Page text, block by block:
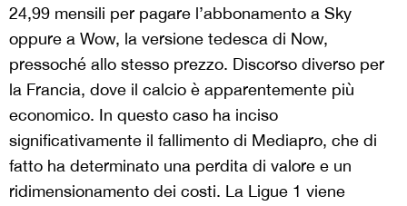
24,99 mensili per pagare l’abbonamento a Sky
oppure a Wow, la versione tedesca di Now,
pressoché allo stesso prezzo. Discorso diverso per
la Francia, dove il calcio è apparentemente più
economico. In questo caso ha inciso
significativamente il fallimento di Mediapro, che di
fatto ha determinato una perdita di valore e un
ridimensionamento dei costi. La Ligue 1 viene